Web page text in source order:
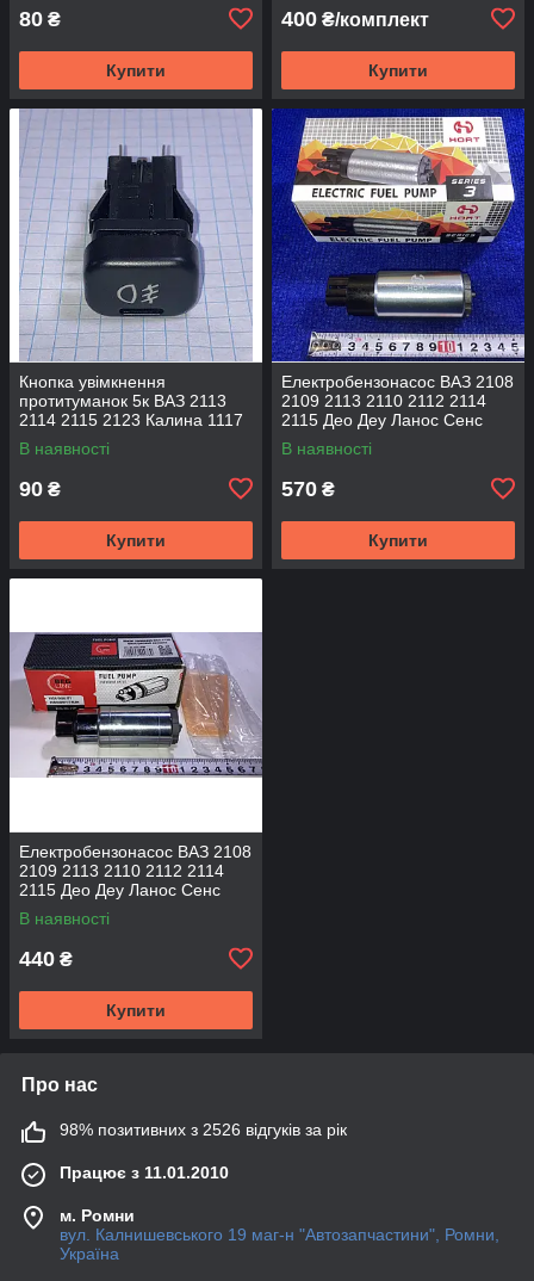
80 ₴
Купити
400 ₴/комплект
Купити
Кнопка увімкнення
протитуманок 5к ВАЗ 2113
2114 2115 2123 Калина 1117
1118 1119 Газель н/з 3110
EuroEx
В наявності
90 ₴
Купити
Електробензонасос ВАЗ 2108
2109 2113 2110 2112 2114
2115 Део Деу Ланос Сенс
Джилі МК Форд F182 Hort
В наявності
570 ₴
Купити
Електробензонасос ВАЗ 2108
2109 2113 2110 2112 2114
2115 Део Деу Ланос Сенс
Джилі МК Форд BL-453-FPVD
Beg-Line
В наявності
440 ₴
Купити
Про нас
98% позитивних з 2526 відгуків за рік
Працює з 11.01.2010
м. Ромни
вул. Калнишевського 19 маг-н "Автозапчастини", Ромни,
Україна